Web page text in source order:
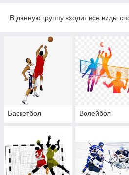
В данную группу входит все виды
Баскетбол Волейбол